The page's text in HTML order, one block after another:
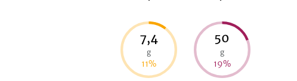
7,4
g
11%
50
g
19%